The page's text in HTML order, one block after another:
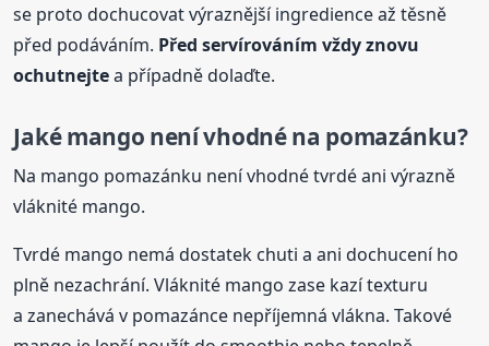
se proto dochucovat výraznější ingredience až těsně
před podáváním. Před servírováním vždy znovu
ochutnejtea případně dolaďte.
Jaké mango není vhodné na pomazánku?
Na mango pomazánku není vhodné tvrdé ani výrazně
vláknité mango.
Tvrdé mango nemá dostatek chuti a ani dochucení ho
plně nezachrání. Vláknité mango zase kazí texturu
a zanechává v pomazánce nepříjemná vlákna. Takové